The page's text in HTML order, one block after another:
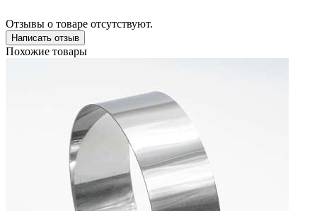
Отзывы о товаре отсутствуют.
Написать отзыв
Похожие товары